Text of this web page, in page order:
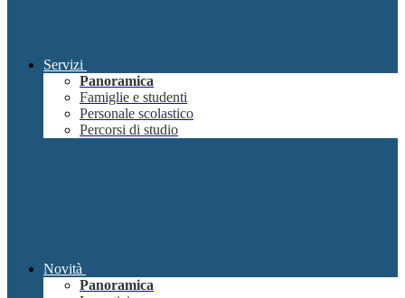
Servizi
Panoramica
Famiglie e studenti
Personale scolastico
Percorsi di studio
Novità
Panoramica